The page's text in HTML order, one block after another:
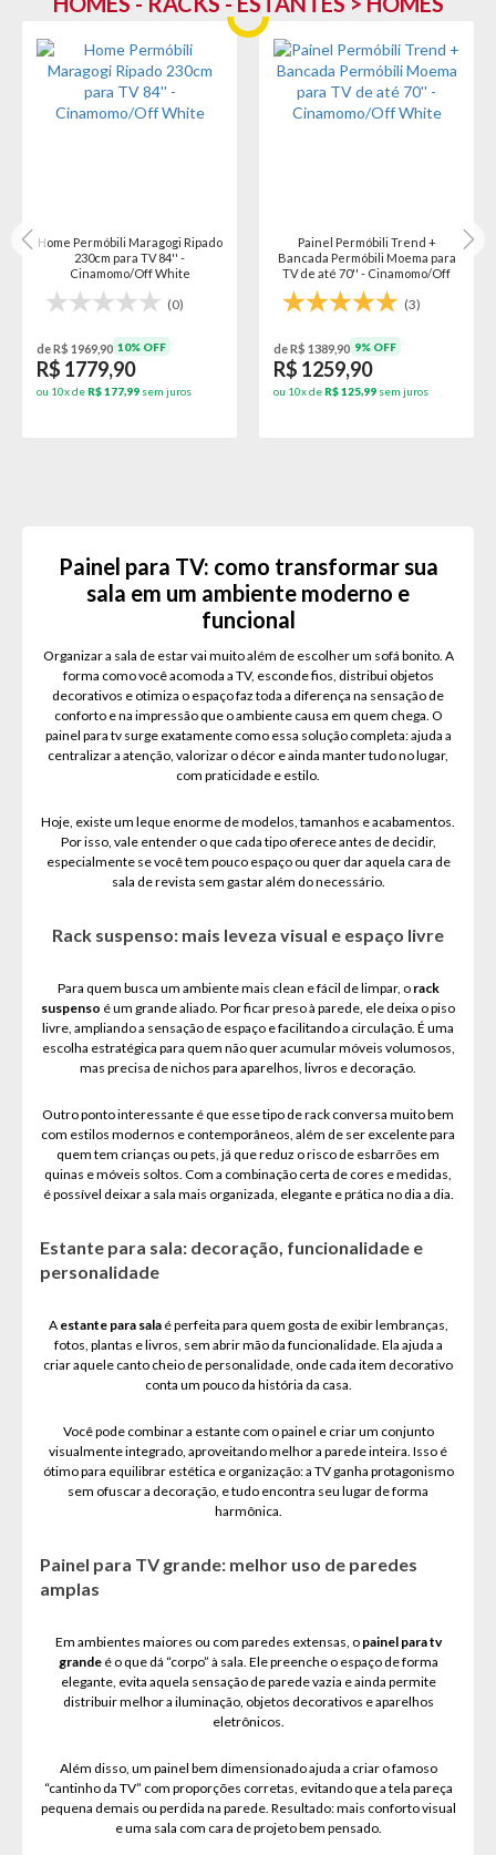
Home Permóbili Maragogi Ripado
230cm para TV 84'' -
Cinamomo/Off White
(0)
de R$ 1969,90 10% OFF
R$ 1779,90
ou 10x de R$ 177,99 sem juros
Painel Permóbili Trend +
Bancada Permóbili Moema para
TV de até 70'' - Cinamomo/Off
White
(3)
de R$ 1389,90 9% OFF
R$ 1259,90
ou 10x de R$ 125,99 sem juros
Painel para TV: como transformar sua
sala em um ambiente moderno e
funcional
Organizar a sala de estar vai muito além de escolher um sofá bonito. A
forma como você acomoda a TV, esconde fios, distribui objetos
decorativos e otimiza o espaço faz toda a diferença na sensação de
conforto e na impressão que o ambiente causa em quem chega. O
painel para tv surge exatamente como essa solução completa: ajuda a
centralizar a atenção, valorizar o décor e ainda manter tudo no lugar,
com praticidade e estilo.
Hoje, existe um leque enorme de modelos, tamanhos e acabamentos.
Por isso, vale entender o que cada tipo oferece antes de decidir,
especialmente se você tem pouco espaço ou quer dar aquela cara de
sala de revista sem gastar além do necessário.
Rack suspenso: mais leveza visual e espaço livre
Para quem busca um ambiente mais clean e fácil de limpar, o rack
suspenso é um grande aliado. Por ficar preso à parede, ele deixa o piso
livre, ampliando a sensação de espaço e facilitando a circulação. É uma
escolha estratégica para quem não quer acumular móveis volumosos,
mas precisa de nichos para aparelhos, livros e decoração.
Outro ponto interessante é que esse tipo de rack conversa muito bem
com estilos modernos e contemporâneos, além de ser excelente para
quem tem crianças ou pets, já que reduz o risco de esbarrões em
quinas e móveis soltos. Com a combinação certa de cores e medidas,
é possível deixar a sala mais organizada, elegante e prática no dia a dia.
Estante para sala: decoração, funcionalidade e
personalidade
A estante para salaé perfeita para quem gosta de exibir lembranças,
fotos, plantas e livros, sem abrir mão da funcionalidade. Ela ajuda a
criar aquele canto cheio de personalidade, onde cada item decorativo
conta um pouco da história da casa.
Você pode combinar a estante com o painel e criar um conjunto
visualmente integrado, aproveitando melhor a parede inteira. Isso é
ótimo para equilibrar estética e organização: a TV ganha protagonismo
sem ofuscar a decoração, e tudo encontra seu lugar de forma
harmônica.
Painel para TV grande: melhor uso de paredes
amplas
Em ambientes maiores ou com paredes extensas, o painel para tv
grandeé o que dá “corpo” à sala. Ele preenche o espaço de forma
elegante, evita aquela sensação de parede vazia e ainda permite
distribuir melhor a iluminação, objetos decorativos e aparelhos
eletrônicos.
Além disso, um painel bem dimensionado ajuda a criar o famoso
“cantinho da TV” com proporções corretas, evitando que a tela pareça
pequena demais ou perdida na parede. Resultado: mais conforto visual
e uma sala com cara de projeto bem pensado.